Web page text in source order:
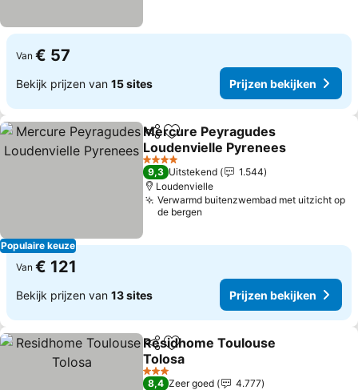
Van € 57
Bekijk prijzen van 15 sites Prijzen bekijken
Populaire keuze
DelenToevoegen aan favorieten
Mercure Peyragudes
Loudenvielle Pyrenees
Prijzen bekijken
4 Sterren
9,3 Uitstekend
1.544
Loudenvielle
Verwarmd buitenzwembad met uitzicht op
de bergen
Van € 121
Bekijk prijzen van 13 sites Prijzen bekijken
DelenToevoegen aan favorieten
Residhome Toulouse
Tolosa
Prijzen bekijken
3 Sterren
8,4 Zeer goed
4.777